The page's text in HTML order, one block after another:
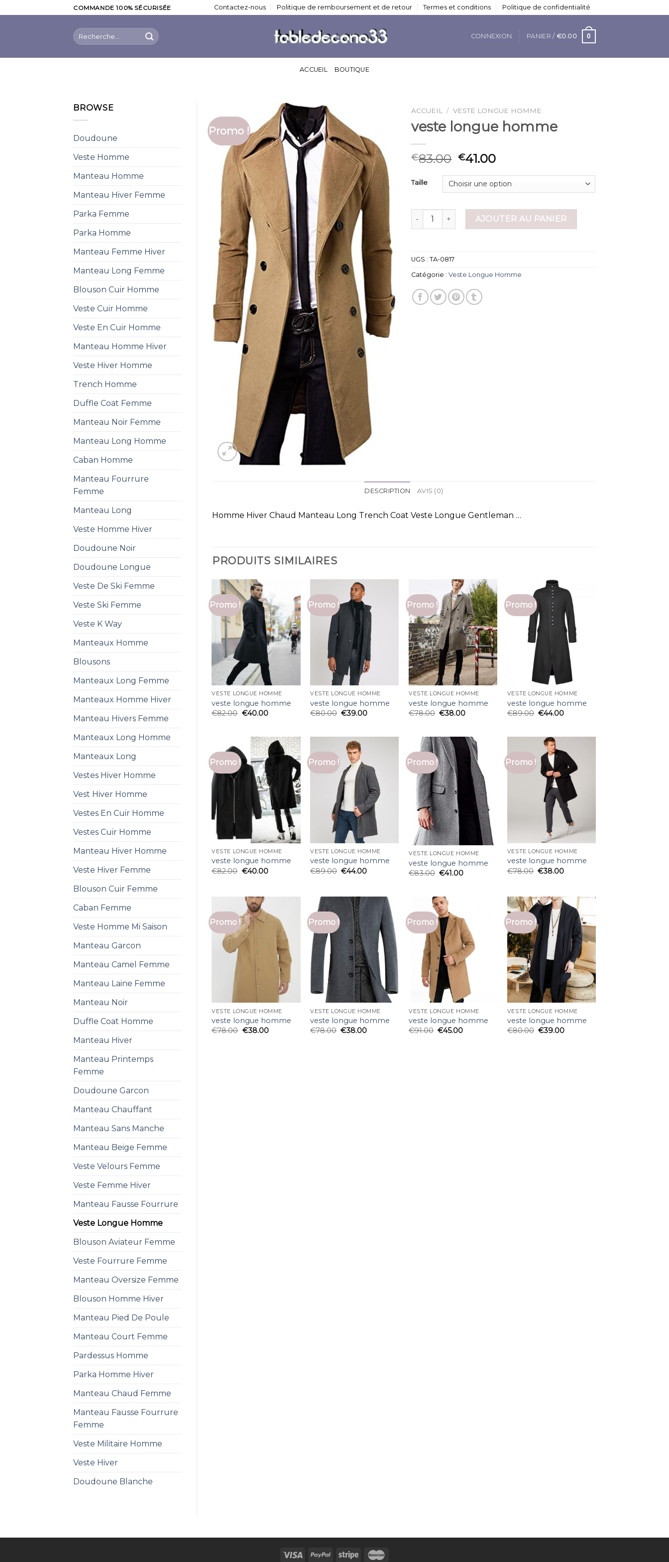
to
COMMANDE 100% SÉCURISÉE Contactez-nous Politique de remboursement et de retour Termes et conditions Politique de confidentialité
Recherche
pour :
CONNEXION PANIER / €0.00 0
ACCUEIL BOUTIQUE
BROWSE
Doudoune
Veste Homme
Manteau Homme
Manteau Hiver Femme
Parka Femme
Parka Homme
Manteau Femme Hiver
Manteau Long Femme
Blouson Cuir Homme
Veste Cuir Homme
Veste En Cuir Homme
Manteau Homme Hiver
Veste Hiver Homme
Trench Homme
Duffle Coat Femme
Manteau Noir Femme
Manteau Long Homme
Caban Homme
Manteau Fourrure
Femme
Manteau Long
Veste Homme Hiver
Doudoune Noir
Doudoune Longue
Veste De Ski Femme
Veste Ski Femme
Veste K Way
Manteaux Homme
Blousons
Manteaux Long Femme
Manteaux Homme Hiver
Manteau Hivers Femme
Manteaux Long Homme
Manteaux Long
Vestes Hiver Homme
Vest Hiver Homme
Vestes En Cuir Homme
Vestes Cuir Homme
Manteau Hiver Homme
Veste Hiver Femme
Blouson Cuir Femme
Caban Femme
Veste Homme Mi Saison
Manteau Garcon
Manteau Camel Femme
Manteau Laine Femme
Manteau Noir
Duffle Coat Homme
Manteau Hiver
Manteau Printemps
Femme
Doudoune Garcon
Manteau Chauffant
Manteau Sans Manche
Manteau Beige Femme
Veste Velours Femme
Veste Femme Hiver
Manteau Fausse Fourrure
Veste Longue Homme
Blouson Aviateur Femme
Veste Fourrure Femme
Manteau Oversize Femme
Blouson Homme Hiver
Manteau Pied De Poule
Manteau Court Femme
Pardessus Homme
Parka Homme Hiver
Manteau Chaud Femme
Manteau Fausse Fourrure
Femme
Veste Militaire Homme
Veste Hiver
Doudoune Blanche
Promo !
ACCUEIL / VESTE LONGUE HOMME
veste longue homme
€83.00 €41.00
Taille
quantité de veste longue homme
AJOUTER AU PANIER
UGS :TA-0817
Catégorie :Veste Longue Homme
DESCRIPTION AVIS (0)
Homme Hiver Chaud Manteau Long Trench Coat Veste Longue Gentleman …
PRODUITS SIMILAIRES
Promo !
VESTE LONGUE HOMME
veste longue homme
€82.00 €40.00
Promo !
VESTE LONGUE HOMME
veste longue homme
€80.00 €39.00
Promo !
VESTE LONGUE HOMME
veste longue homme
€78.00 €38.00
Promo !
VESTE LONGUE HOMME
veste longue homme
€89.00 €44.00
Promo !
VESTE LONGUE HOMME
veste longue homme
€82.00 €40.00
Promo !
VESTE LONGUE HOMME
veste longue homme
€89.00 €44.00
Promo !
VESTE LONGUE HOMME
veste longue homme
€83.00 €41.00
Promo !
VESTE LONGUE HOMME
veste longue homme
€78.00 €38.00
Promo !
VESTE LONGUE HOMME
veste longue homme
€78.00 €38.00
Promo !
VESTE LONGUE HOMME
veste longue homme
€78.00 €38.00
Promo !
VESTE LONGUE HOMME
veste longue homme
€91.00 €45.00
Promo !
VESTE LONGUE HOMME
veste longue homme
€80.00 €39.00